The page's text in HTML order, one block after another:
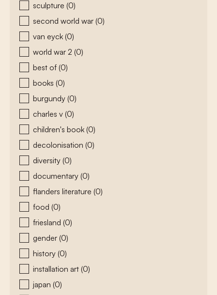
sculpture (0)
second world war (0)
van eyck (0)
world war 2 (0)
best of (0)
books (0)
burgundy (0)
charles v (0)
children's book (0)
decolonisation (0)
diversity (0)
documentary (0)
flanders literature (0)
food (0)
friesland (0)
gender (0)
history (0)
installation art (0)
japan (0)